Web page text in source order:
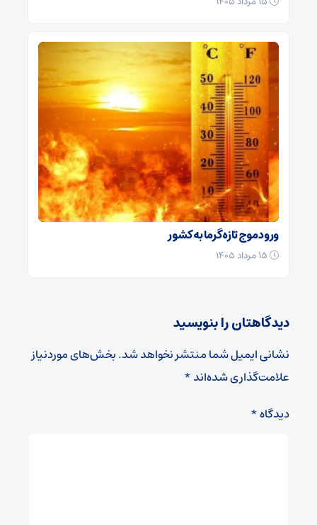
ورود موج تازه گرما به کشور
دیدگاهتان را بنویسید
نشانی ایمیل شما منتشر نخواهد شد.بخش‌های موردنیاز
علامت‌گذاری شده‌اند*
دیدگاه*